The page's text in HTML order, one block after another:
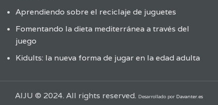
Aprendiendo sobre el reciclaje de juguetes
Fomentando la dieta mediterránea a través del
juego
Kidults: la nueva forma de jugar en la edad adulta
AIJU © 2024. All rights reserved. Desarrollado por Davanter.es